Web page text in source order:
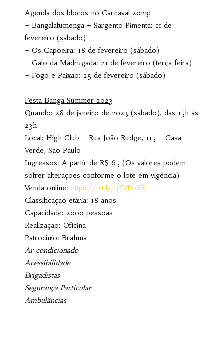
Agenda dos blocos no Carnaval 2023:
– Bangalafumenga + Sargento Pimenta: 11 de
fevereiro (sábado)
– Os Capoeira: 18 de fevereiro (sábado)
– Galo da Madrugada: 21 de fevereiro (terça-feira)
– Fogo e Paixão: 25 de fevereiro (sábado)
Festa Banga Summer 2023
Quando: 28 de janeiro de 2023 (sábado), das 15h às
23h
Local: High Club – Rua João Rudge, 115 – Casa
Verde, São Paulo
Ingressos: A partir de R$ 65 (Os valores podem
sofrer alterações conforme o lote em vigência)
Venda online: https://bit.ly/3FVRo8R
Classificação etária: 18 anos
Capacidade: 2000 pessoas
Realização: Oficina
Patrocínio: Brahma
Ar condicionado
Acessibilidade
Brigadistas
Segurança Particular
Ambulâncias